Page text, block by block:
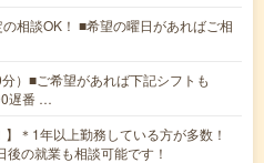
相談OK！ ■希望の曜日があればご相
）■ご希望があれば下記シフトも
遅番 …
】＊1年以上勤務している方が多数！
後の就業も相談可能です！